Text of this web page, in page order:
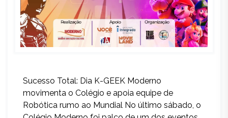
Sucesso Total: Dia K-GEEK Moderno
movimenta o Colégio e apoia equipe de
Robótica rumo ao Mundial No último sábado, o